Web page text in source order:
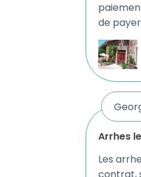
de
arrhes
Les
contrat,